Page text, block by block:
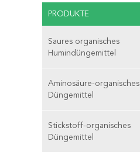
PRODUKTE
Saures organisches
Humindüngemittel
Aminosäure-organisches
Düngemittel
Stickstoff-organisches
Düngemittel